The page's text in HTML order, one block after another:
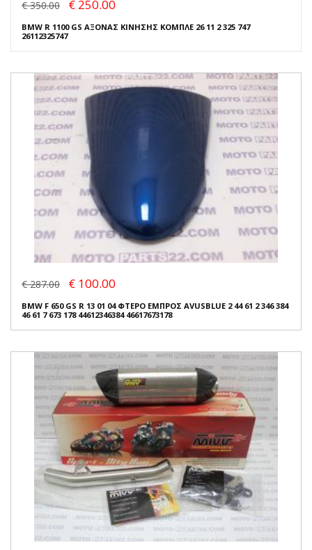
€ 350.00 € 250.00
BMW R 1100 GS ΑΞΟΝΑΣ ΚΙΝΗΣΗΣ ΚΟΜΠΛΕ 26 11 2 325 747
26112325747
€ 287.00 € 100.00
BMW F 650 GS R 13 01 04 ΦΤΕΡΟ ΕΜΠΡΟΣ AVUSBLUE 2 44 61 2 346 384
46 61 7 673 178 44612346384 46617673178